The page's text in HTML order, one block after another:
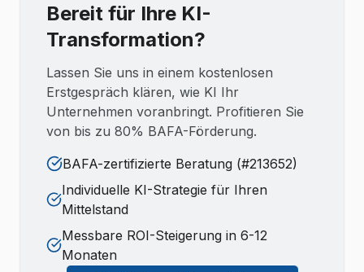
Bereit für Ihre KI-
Transformation?
Lassen Sie uns in einem kostenlosen
Erstgespräch klären, wie KI Ihr
Unternehmen voranbringt. Profitieren Sie
von bis zu 80% BAFA-Förderung.
BAFA-zertifizierte Beratung (#213652)
Individuelle KI-Strategie für Ihren
Mittelstand
Messbare ROI-Steigerung in 6-12
Monaten